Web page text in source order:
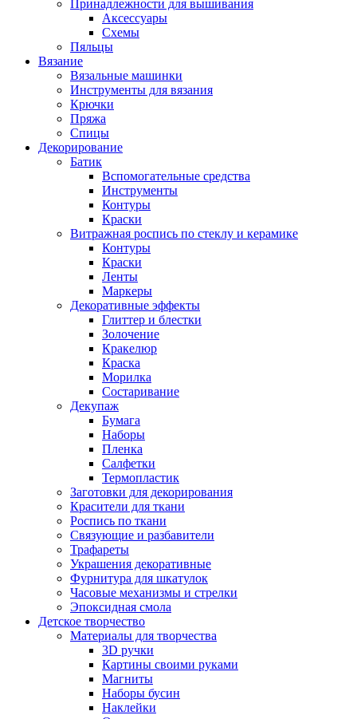
Принадлежности для вышивания
Аксессуары
Схемы
Пяльцы
Вязание
Вязальные машинки
Инструменты для вязания
Крючки
Пряжа
Спицы
Декорирование
Батик
Вспомогательные средства
Инструменты
Контуры
Краски
Витражная роспись по стеклу и керамике
Контуры
Краски
Ленты
Маркеры
Декоративные эффекты
Глиттер и блестки
Золочение
Кракелюр
Краска
Морилка
Состаривание
Декупаж
Бумага
Наборы
Пленка
Салфетки
Термопластик
Заготовки для декорирования
Красители для ткани
Роспись по ткани
Связующие и разбавители
Трафареты
Украшения декоративные
Фурнитура для шкатулок
Часовые механизмы и стрелки
Эпоксидная смола
Детское творчество
Материалы для творчества
3D ручки
Картины своими руками
Магниты
Наборы бусин
Наклейки